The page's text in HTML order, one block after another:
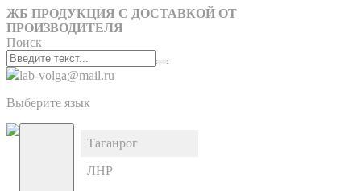
ЖБ ПРОДУКЦИЯ С ДОСТАВКОЙ ОТ
ПРОИЗВОДИТЕЛЯ
Поиск
lab-volga@mail.ru
Выберите язык
Таганрог
ЛНР